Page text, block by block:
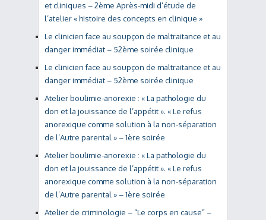
et cliniques – 2ème Après-midi d’étude de
l’atelier « histoire des concepts en clinique »
Le clinicien face au soupçon de maltraitance et au
danger immédiat – 52ème soirée clinique
Le clinicien face au soupçon de maltraitance et au
danger immédiat – 52ème soirée clinique
Atelier boulimie-anorexie : « La pathologie du
don et la jouissance de l’appétit ». « Le refus
anorexique comme solution à la non-séparation
de l’Autre parental » – 1ère soirée
Atelier boulimie-anorexie : « La pathologie du
don et la jouissance de l’appétit ». « Le refus
anorexique comme solution à la non-séparation
de l’Autre parental » – 1ère soirée
Atelier de criminologie – “Le corps en cause” –